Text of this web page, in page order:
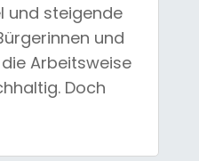
und steigende
und
Arbeitsweise
Doch